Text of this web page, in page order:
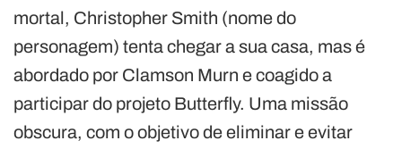
mortal, Christopher Smith (nome do
personagem) tenta chegar a sua casa, mas é
abordado por Clamson Murn e coagido a
participar do projeto Butterfly. Uma missão
obscura, com o objetivo de eliminar e evitar